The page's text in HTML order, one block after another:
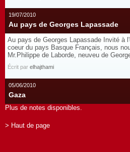
19/07/2010
Au pays de Georges Lapassade
Au pays de Georges Lapassade Invité à
coeur du pays Basque Français, nous
Mr.Philippe de Laborde, neuveu de
Écrit par elhajthami
05/06/2010
Gaza
Plus de notes disponibles.
> Haut de page